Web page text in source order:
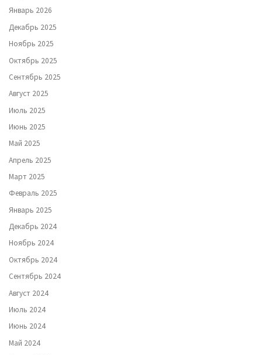
Январь 2026
Декабрь 2025
Ноябрь 2025
Октябрь 2025
Сентябрь 2025
Август 2025
Июль 2025
Июнь 2025
Май 2025
Апрель 2025
Март 2025
Февраль 2025
Январь 2025
Декабрь 2024
Ноябрь 2024
Октябрь 2024
Сентябрь 2024
Август 2024
Июль 2024
Июнь 2024
Май 2024